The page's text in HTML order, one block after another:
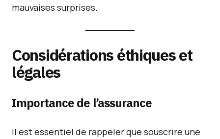
mauvaises surprises.
Considérations éthiques et
légales
Importance de l’assurance
Il est essentiel de rappeler que souscrire une